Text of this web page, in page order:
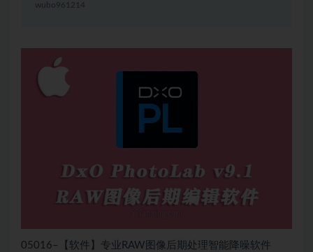
wubo961214
05016–【软件】专业RAW图像后期处理智能降噪软件